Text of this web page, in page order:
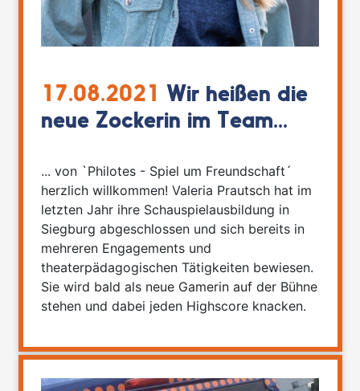
17.08.2021 Wir heißen die
neue Zockerin im Team...
... von `Philotes - Spiel um Freundschaft´
herzlich willkommen! Valeria Prautsch hat im
letzten Jahr ihre Schauspielausbildung in
Siegburg abgeschlossen und sich bereits in
mehreren Engagements und
theaterpädagogischen Tätigkeiten bewiesen.
Sie wird bald als neue Gamerin auf der Bühne
stehen und dabei jeden Highscore knacken.